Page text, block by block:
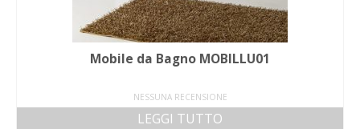
Mobile da Bagno MOBILLU01
NESSUNA RECENSIONE
LEGGI TUTTO